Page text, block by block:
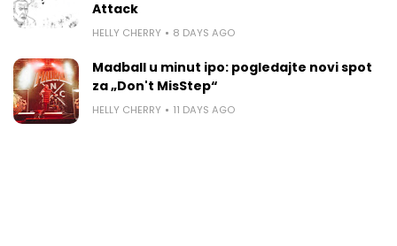
Attack
HELLY CHERRY 8 DAYS AGO
Madball u minut ipo: pogledajte novi spot
za „Don't MisStep“
HELLY CHERRY 11 DAYS AGO